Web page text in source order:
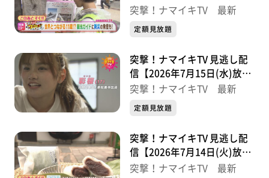
分】
突撃！ナマイキTV 最新
定額見放題
突撃！ナマイキTV 見逃し配
信【2026年7月15日(水)放送
分】
突撃！ナマイキTV 最新
定額見放題
突撃！ナマイキTV 見逃し配
信【2026年7月14日(火)放送
分】
突撃！ナマイキTV 最新